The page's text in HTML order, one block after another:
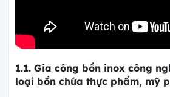
1.1. Gia công bồn inox công
loại bồn chứa thực phẩm, mỹ